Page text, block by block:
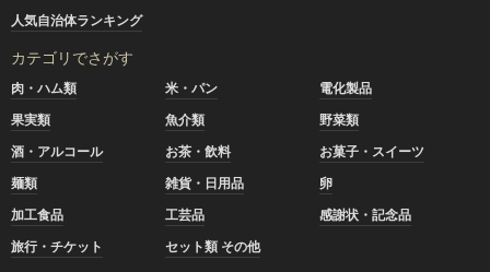
人気自治体ランキング
カテゴリでさがす
肉・ハム類 米・パン
電化製品
果実類
魚介類
野菜類
酒・アルコール
お茶・飲料
お菓子・スイーツ
麺類
雑貨・日用品
卵
加工食品
工芸品
感謝状・記念品
旅行・チケット
セット類 その他